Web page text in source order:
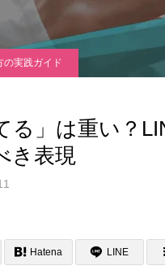
の実践ガイド
る」は重い？
き表現
Hatena LINE